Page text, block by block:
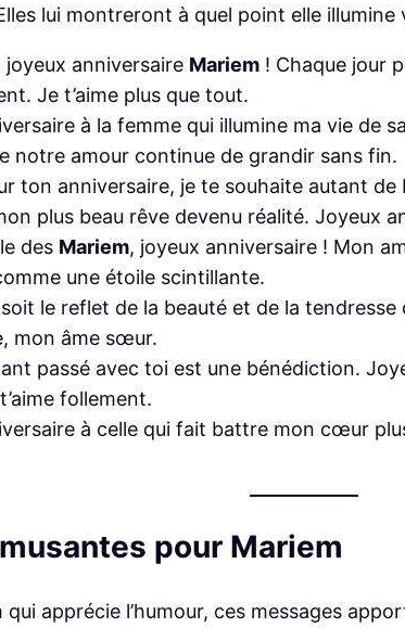
lui montreront à quel point elle illumine
joyeux anniversaire Mariem ! Chaque jour
Je t’aime plus que tout.
à la femme qui illumine ma vie de
notre amour continue de grandir sans fin.
ton anniversaire, je te souhaite autant de
plus beau rêve devenu réalité. Joyeux
des Mariem, joyeux anniversaire ! Mon
une étoile scintillante.
le reflet de la beauté et de la tendresse
mon âme sœur.
passé avec toi est une bénédiction.
follement.
à celle qui fait battre mon cœur
pour Mariem
qui apprécie l’humour, ces messages